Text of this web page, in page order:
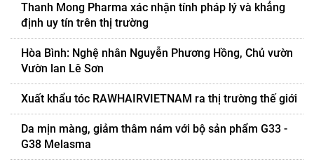
Thanh Mong Pharma xác nhận tính pháp lý và khẳng
định uy tín trên thị trường
Hòa Bình: Nghệ nhân Nguyễn Phương Hồng, Chủ vườn
Vườn lan Lê Sơn
Xuất khẩu tóc RAWHAIRVIETNAM ra thị trường thế giới
Da mịn màng, giảm thâm nám với bộ sản phẩm G33 -
G38 Melasma